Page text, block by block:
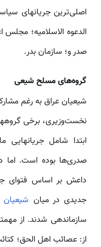
اصلی‌ترین جریانهای
الدعوه الاسلامیه؛
صدر و؛ سازمان بدر.
گروه‌های مسلح شیعی
شیعیان عراق به رغم
نخست‌وزیری، برخی
ابتدا شامل
داعش بر اساس فتوای
جدیدی در میان شیعیان
سازماندهی شدند. از
از: عصائب اهل الحق؛